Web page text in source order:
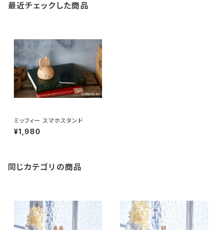
最近チェックした商品
ミッフィー スマホスタンド
¥1,980
同じカテゴリの商品